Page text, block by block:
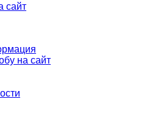
сайт
на сайт